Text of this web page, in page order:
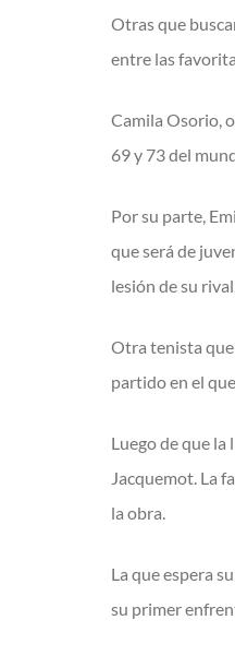
Otras que
entre las
Camila Osorio,
69 y 73 del
Por su parte,
que será de
lesión de su
Otra tenista que
partido en el
Luego de que
Jacquemot. La
la obra.
La que espera
su primer